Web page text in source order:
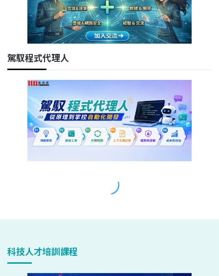
科技人才培訓課程